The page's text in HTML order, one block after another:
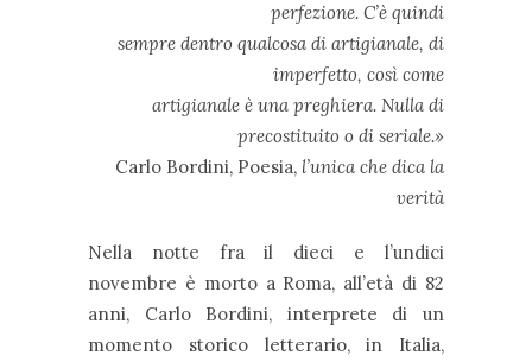
perfezione. C’è quindi
sempre dentro qualcosa di artigianale, di
imperfetto, così come
artigianale è una preghiera. Nulla di
precostituito o di seriale.»
Carlo Bordini, Poesia, l’unica che dica la
verità
Nella notte fra il dieci e l’undici
novembre è morto a Roma, all’età di 82
anni, Carlo Bordini, interprete di un
momento storico letterario, in Italia,